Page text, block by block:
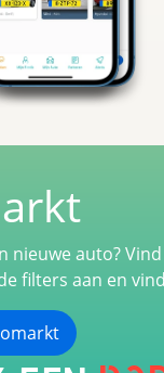
nieuwe auto?
filters aan en